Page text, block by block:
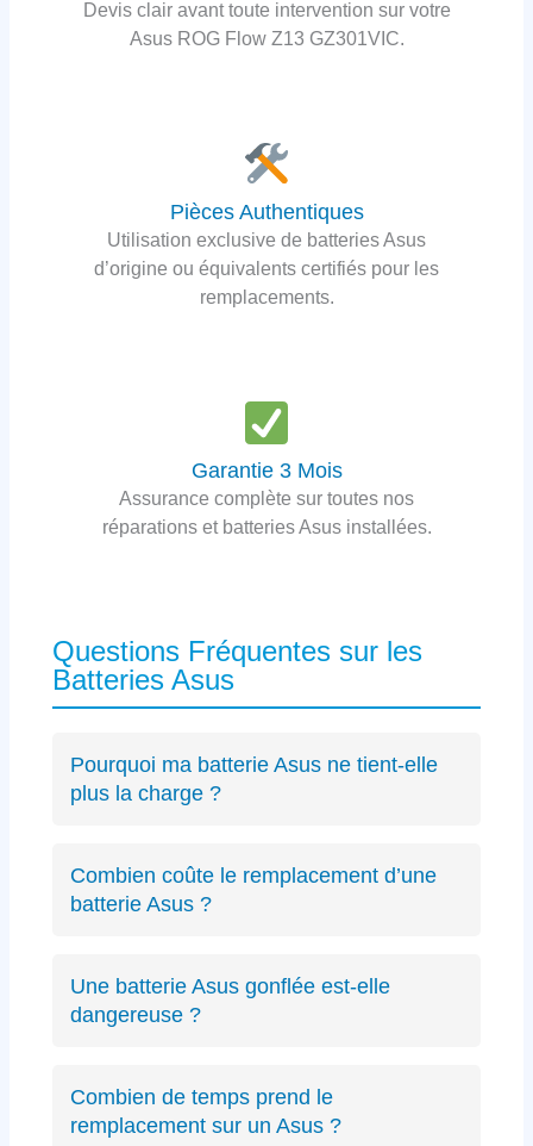
Devis clair avant toute intervention sur votre
Asus ROG Flow Z13 GZ301VIC.
Pièces Authentiques
Utilisation exclusive de batteries Asus
d’origine ou équivalents certifiés pour les
remplacements.
Garantie 3 Mois
Assurance complète sur toutes nos
réparations et batteries Asus installées.
Questions Fréquentes sur les
Batteries Asus
Pourquoi ma batterie Asus ne tient-elle
plus la charge ?
spécifique Asus ou des cycles de charge
excessifs. Undiagnostic précis
Combien coûte le remplacement d’une
batterie Asus ?
à partir de 89€ selon le modèle, avec un devis
transparent avant intervention.
Une batterie Asus gonflée est-elle
dangereuse ?
risques de sécurité. Éteignez immédiatement
votre PC et contactez-nous.
Combien de temps prend le
remplacement sur un Asus ?